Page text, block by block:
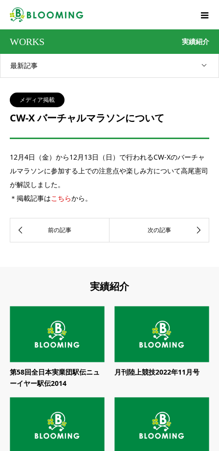
WORKS 実績紹介
最新記事
メディア掲載
CW-X バーチャルマラソンについて
12月4日（金）から12月13日（日）で行われるCW-Xのバーチャ
ルマラソンに参加する上での注意点や楽しみ方について高尾憲司
が解説しました。
＊掲載記事はこちらから。
実績紹介
第58回全日本実業団駅伝ニュ
ーイヤー駅伝2014
月刊陸上競技2022年11月号